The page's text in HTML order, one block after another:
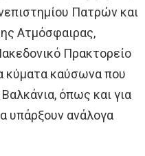
Πατρών και
Ατμόσφαιρας,
Πρακτορείο
κύματα καύσωνα που
όπως και για
υπάρξουν ανάλογα